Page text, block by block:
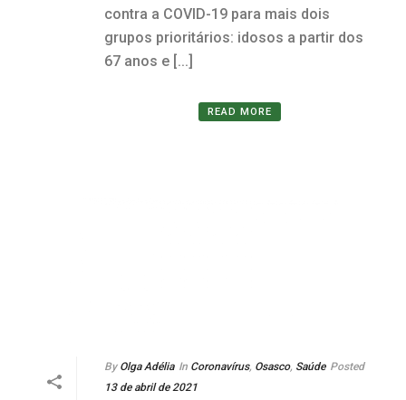
contra a COVID-19 para mais dois
grupos prioritários: idosos a partir dos
67 anos e [...]
READ MORE
By Olga Adélia In Coronavírus, Osasco, Saúde Posted
13 de abril de 2021